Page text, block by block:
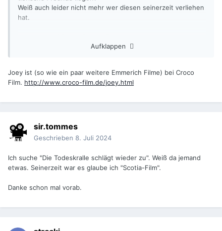
Weiß auch leider nicht mehr wer diesen seinerzeit verliehen
hat.
weiß, dass der damals vom Filmverlag der Autoren verliehen
Vielleicht weiß hier jemand was??? Wäre nett.
Aufklappen
Joey ist (so wie ein paar weitere Emmerich Filme) bei Croco
Film. http://www.croco-film.de/joey.html
sir.tommes
Geschrieben 8. Juli 2024
Ich suche "Die Todeskralle schlägt wieder zu". Weiß da jemand
etwas. Seinerzeit war es glaube ich "Scotia-Film".
Danke schon mal vorab.